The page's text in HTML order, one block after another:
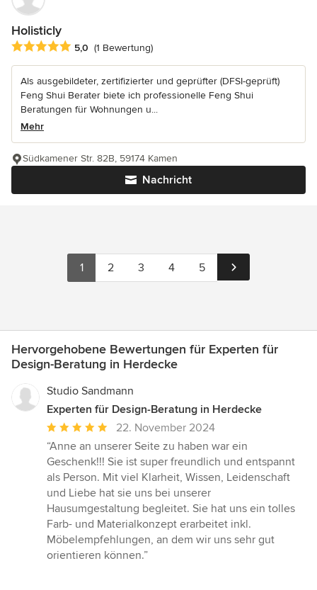
Holisticly
Durchschnittliche Bewertung: 5 von 5 Sternen
5,0 (1 Bewertung)
Als ausgebildeter, zertifizierter und geprüfter (DFSI-geprüft)
Feng Shui Berater biete ich professionelle Feng Shui
Beratungen für Wohnungen u...
Mehr
Nachricht
Südkamener Str. 82B, 59174 Kamen
1 2 3 4 5
Hervorgehobene Bewertungen für Experten für
Design-Beratung in Herdecke
Studio Sandmann
Experten für Design-Beratung in Herdecke
Durchschnittliche
Bewertung:
5
von
5
Sternen
22. November 2024
“Anne an unserer Seite zu haben war ein
Geschenk!!! Sie ist super freundlich und entspannt
als Person. Mit viel Klarheit, Wissen, Leidenschaft
und Liebe hat sie uns bei unserer
Hausumgestaltung begleitet. Sie hat uns ein tolles
Farb- und Materialkonzept erarbeitet inkl.
Möbelempfehlungen, an dem wir uns sehr gut
orientieren können.”